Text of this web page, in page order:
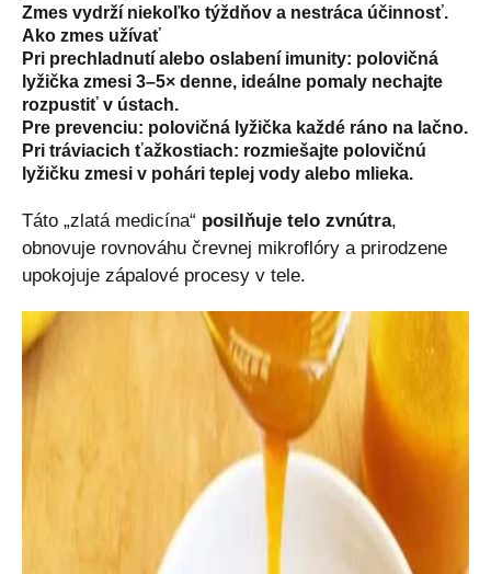
Zmes vydrží niekoľko týždňov a nestráca účinnosť.
Ako zmes užívať
Pri prechladnutí alebo oslabení imunity: polovičná
lyžička zmesi 3–5× denne, ideálne pomaly nechajte
rozpustiť v ústach.
Pre prevenciu: polovičná lyžička každé ráno na lačno.
Pri tráviacich ťažkostiach: rozmiešajte polovičnú
lyžičku zmesi v pohári teplej vody alebo mlieka.
Táto „zlatá medicína“ posilňuje telo zvnútra,
obnovuje rovnováhu črevnej mikroflóry a prirodzene
upokojuje zápalové procesy v tele.